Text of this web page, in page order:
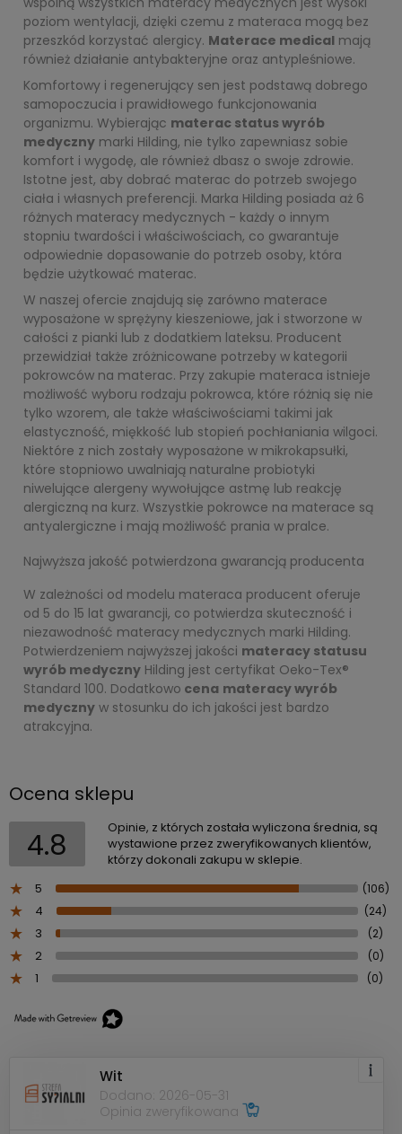
poziom wentylacji, dzięki czemu z materaca mogą bez
przeszkód korzystać alergicy. Materace medical mają
również działanie antybakteryjne oraz antypleśniowe.
Komfortowy i regenerujący sen jest podstawą dobrego
samopoczucia i prawidłowego funkcjonowania
organizmu. Wybierając materac status wyrób
medyczny marki Hilding, nie tylko zapewniasz sobie
komfort i wygodę, ale również dbasz o swoje zdrowie.
Istotne jest, aby dobrać materac do potrzeb swojego
ciała i własnych preferencji. Marka Hilding posiada aż 6
różnych materacy medycznych - każdy o innym
stopniu twardości i właściwościach, co gwarantuje
odpowiednie dopasowanie do potrzeb osoby, która
będzie użytkować materac.
W naszej ofercie znajdują się zarówno materace
wyposażone w sprężyny kieszeniowe, jak i stworzone w
całości z pianki lub z dodatkiem lateksu. Producent
przewidział także zróżnicowane potrzeby w kategorii
pokrowców na materac. Przy zakupie materaca istnieje
możliwość wyboru rodzaju pokrowca, które różnią się nie
tylko wzorem, ale także właściwościami takimi jak
elastyczność, miękkość lub stopień pochłaniania wilgoci.
Niektóre z nich zostały wyposażone w mikrokapsułki,
które stopniowo uwalniają naturalne probiotyki
niwelujące alergeny wywołujące astmę lub reakcję
alergiczną na kurz. Wszystkie pokrowce na materace są
antyalergiczne i mają możliwość prania w pralce.
Najwyższa jakość potwierdzona gwarancją producenta
W zależności od modelu materaca producent oferuje
od 5 do 15 lat gwarancji, co potwierdza skuteczność i
niezawodność materacy medycznych marki Hilding.
Potwierdzeniem najwyższej jakości materacy statusu
wyrób medyczny Hilding jest certyfikat Oeko-Tex®
Standard 100. Dodatkowo cena materacy wyrób
medyczny w stosunku do ich jakości jest bardzo
atrakcyjna.
Ocena sklepu
4.8
Opinie, z których została wyliczona średnia, są
wystawione przez zweryfikowanych klientów,
którzy dokonali zakupu w sklepie.
5
(106)
4 (24)
3 (2)
2 (0)
1 (0)
Wit
Dodano: 2026-05-31
Opinia zweryfikowana